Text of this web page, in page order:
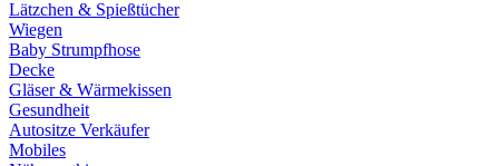
Lätzchen & Spießtücher
Wiegen
Baby Strumpfhose
Decke
Gläser & Wärmekissen
Gesundheit
Autositze Verkäufer
Mobiles